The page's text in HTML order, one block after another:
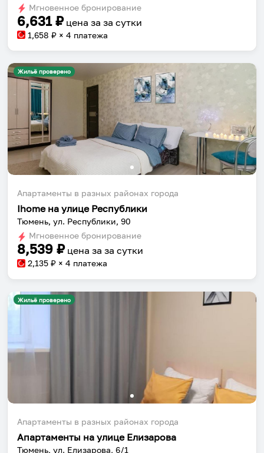
changing
dates.
changing
dates.
Мгновенное бронирование
6,631₽ цена за за сутки
1,658 ₽ × 4 платежа
Жильё проверено
Апартаменты в разных районах города
Ihome на улице Республики
Тюмень, ул. Республики, 90
Мгновенное бронирование
8,539 ₽ цена за за сутки
2,135 ₽ × 4 платежа
Жильё проверено
Апартаменты в разных районах города
Апартаменты на улице Елизарова
Тюмень, ул. Елизарова, 6/1